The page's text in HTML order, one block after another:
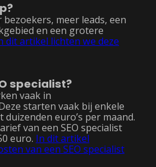
meer leads, een
en een grotere
dit artikel lichten we deze
specialist?
vaak in
starten vaak bij enkele
duizenden euro’s per maand.
van een SEO specialist
euro. In dit artikel
van een SEO specialist